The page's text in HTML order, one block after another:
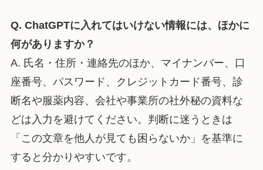
Q. ChatGPTに入れてはいけない情報には、ほかに
何がありますか？
A. 氏名・住所・連絡先のほか、マイナンバー、口
座番号、パスワード、クレジットカード番号、診
断名や服薬内容、会社や事業所の社外秘の資料な
どは入力を避けてください。判断に迷うときは
「この文章を他人が見ても困らないか」を基準に
すると分かりやすいです。